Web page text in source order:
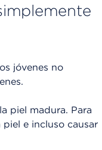
jóvenes no
piel madura. Para
e incluso causar